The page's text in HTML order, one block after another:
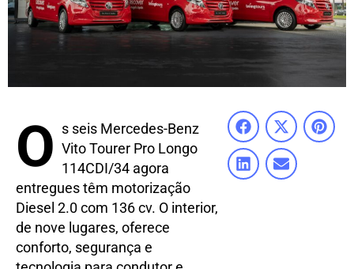
O s seis Mercedes-Benz
Vito Tourer Pro Longo
114CDI/34 agora
entregues têm motorização
Diesel 2.0 com 136 cv. O interior,
de nove lugares, oferece
conforto, segurança e